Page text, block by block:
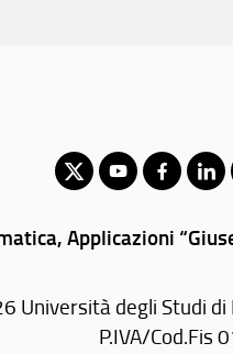
Applicazioni
Università degli Studi di
P.IVA/Cod.Fis